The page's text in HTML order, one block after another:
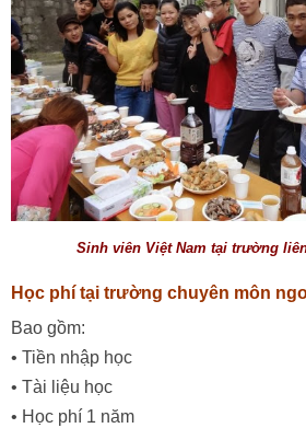
Sinh viên Việt Nam tại trường
Học phí tại trường chuyên môn
Bao gồm:
• Tiền nhập học
• Tài liệu học
• Học phí 1 năm